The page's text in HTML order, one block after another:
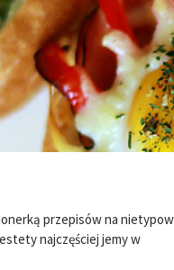
przepisów na
najczęściej jemy w